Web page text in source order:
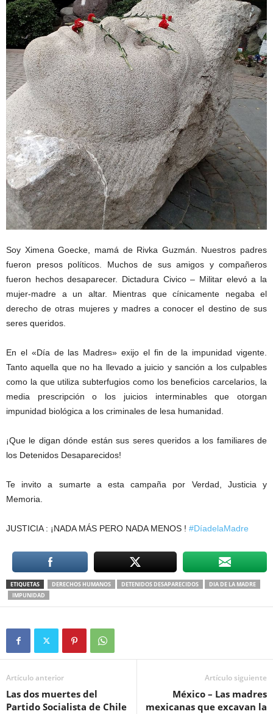
Soy Ximena Goecke, mamá de Rivka Guzmán. Nuestros padres
fueron presos políticos. Muchos de sus amigos y compañeros
fueron hechos desaparecer. Dictadura Civico – Militar elevó a la
mujer-madre a un altar. Mientras que cínicamente negaba el
derecho de otras mujeres y madres a conocer el destino de sus
seres queridos.
En el «Día de las Madres» exijo el fin de la impunidad vigente.
Tanto aquella que no ha llevado a juicio y sanción a los culpables
como la que utiliza subterfugios como los beneficios carcelarios, la
media prescripción o los juicios interminables que otorgan
impunidad biológica a los criminales de lesa humanidad.
¡Que le digan dónde están sus seres queridos a los familiares de
los Detenidos Desaparecidos!
Te invito a sumarte a esta campaña por Verdad, Justicia y
Memoria.
JUSTICIA : ¡NADA MÁS PERO NADA MENOS ! #DíadelaMadre
ETIQUETAS DERECHOS HUMANOS DETENIDOS DESAPARECIDOS
DIA DE LA MADRE
IMPUNIDAD
Artículo anterior
Las dos muertes del
Partido Socialista de Chile
Artículo siguiente
México – Las madres
mexicanas que excavan la